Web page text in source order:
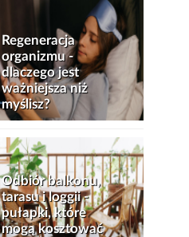
Regeneracja
organizmu -
dlaczego jest
ważniejsza niż
myślisz?
Odbiór balkonu,
tarasu i loggii -
pułapki, które
mogą kosztować